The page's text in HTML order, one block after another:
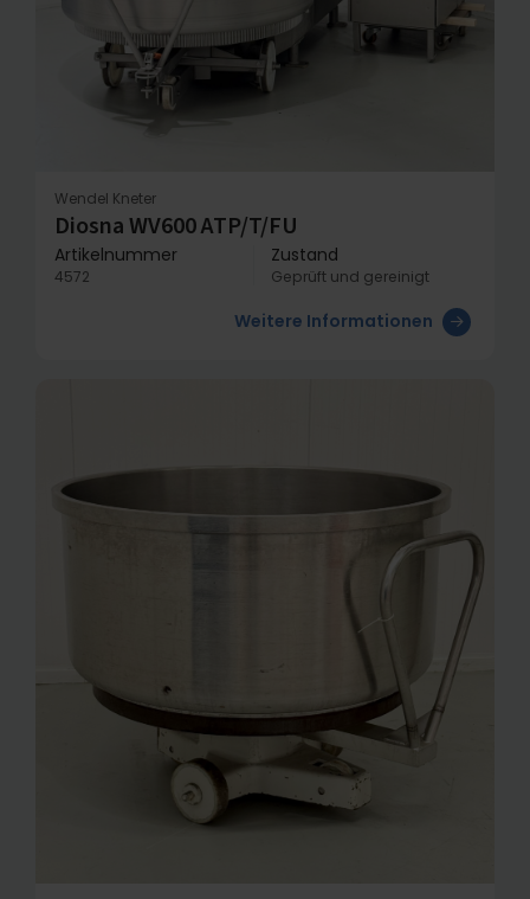
Wendel Kneter
Diosna WV600 ATP/T/FU
Artikelnummer
4572
Zustand
Geprüft und gereinigt
Weitere Informationen